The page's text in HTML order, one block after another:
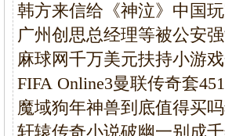
韩方来信给《神泣》中国
广州创思总经理等被公安强
麻球网千万美元扶持小游
FIFA Online3曼联传奇套
魔域狗年神兽到底值得买
轩辕传奇小说破幽一别成